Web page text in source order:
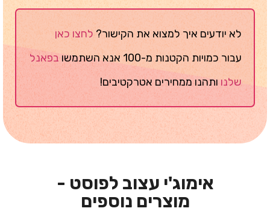
לא יודעים איך למצוא את הקישור?לחצו כאן
עבור כמויות הקטנות מ-100 אנא השתמשו
בפאנל
שלנוותהנו ממחירים אטרקטיבים!
אימוג'י עצוב לפוסט -
מוצרים נוספים